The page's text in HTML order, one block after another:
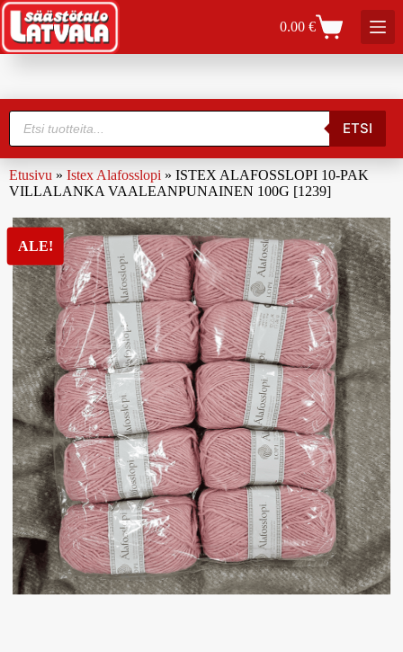
0.00€
ETSI
Etusivu » Istex Alafosslopi » ISTEX ALAFOSSLOPI 10-PAK
VILLALANKA VAALEANPUNAINEN 100G [1239]